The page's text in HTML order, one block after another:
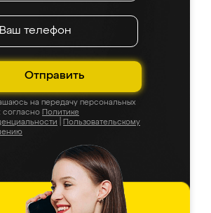
Отправить
на передачу персональных
согласно Политике
Пользовательскому